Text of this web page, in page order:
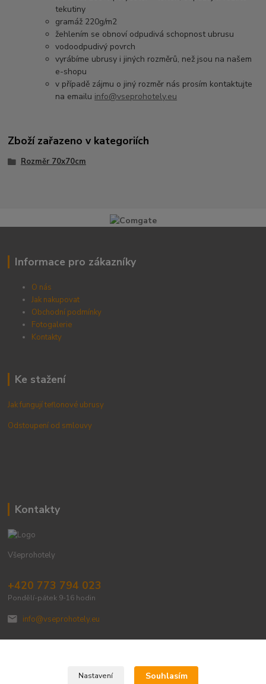
tekutiny
gramáž 220g/m2
žehlením se obnoví odpudivá schopnost ubrusu
vodoodpudivý povrch
vyrábíme ubrusy i jiných rozměrů, než jsou na našem
e-shopu
v případě zájmu o jiný rozměr nás prosím kontaktujte
na emailu info@vseprohotely.eu
Zboží zařazeno v kategoriích
Rozměr 70x70cm
Informace pro zákazníky
O nás
Jak nakupovat
Obchodní podmínky
Fotogalerie
Kontakty
Ke stažení
Jak fungují teflonové ubrusy
Odstoupení od smlouvy
Kontakty
Všeprohotely
+420 773 794 023
Pondělí-pátek 9-16 hodin
info@vseprohotely.eu
Nastavení Souhlasím